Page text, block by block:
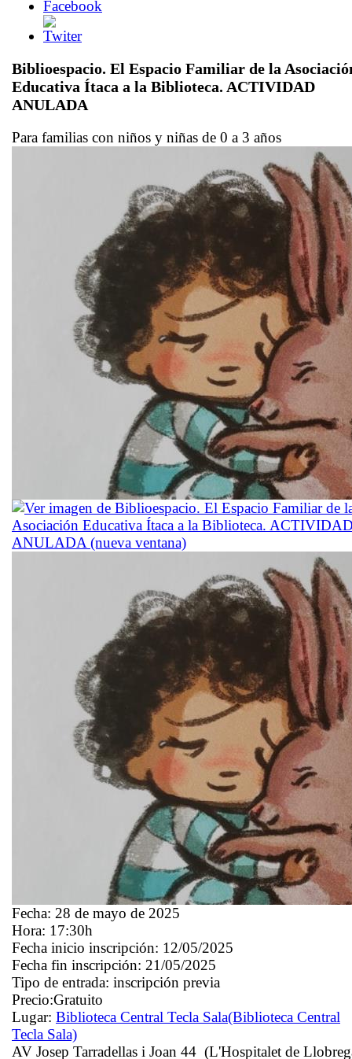
Biblioespacio. El Espacio Familiar de la
Educativa Ítaca a la Biblioteca. ACTIVIDAD
ANULADA
Para familias con niños y niñas de 0 a 3 años
Fecha: 28 de mayo de 2025
Hora: 17:30h
Fecha inicio inscripción: 12/05/2025
Fecha fin inscripción: 21/05/2025
Tipo de entrada: inscripción previa
Precio:Gratuito
Lugar: Biblioteca Central Tecla Sala(Biblioteca Central
Tecla Sala)
AV Josep Tarradellas i Joan 44 (L'Hospitalet de